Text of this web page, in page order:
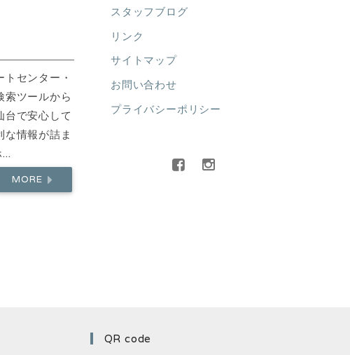
センター・
索ツールから
台で安心して
情報が詰ま
MORE
スタッフブログ
リンク
サイトマップ
お問い合わせ
プライバシーポリシー
QR code